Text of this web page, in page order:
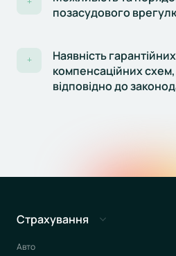
+
позасудового
+
Наявність
компенсаційних
відповідно до
Страхування
Авто